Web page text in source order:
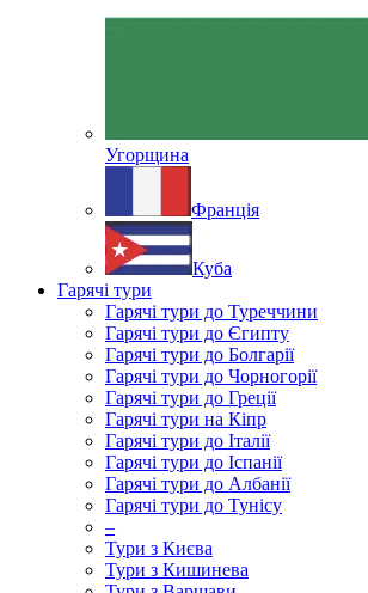
Угорщина
Франція
Куба
Гарячі тури
Гарячі тури до Туреччини
Гарячі тури до Єгипту
Гарячі тури до Болгарії
Гарячі тури до Чорногорії
Гарячі тури до Греції
Гарячі тури на Кіпр
Гарячі тури до Італії
Гарячі тури до Іспанії
Гарячі тури до Албанії
Гарячі тури до Тунісу
–
Тури з Києва
Тури з Кишинева